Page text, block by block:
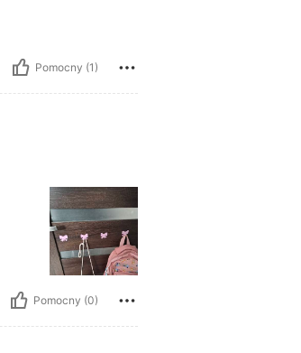
Pomocny (1)
Pomocny (0)